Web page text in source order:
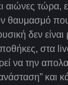
τώρα,
θαυμασμό
δεν
στα
να την
και